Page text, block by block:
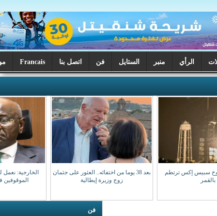
الستايل فن اتصل بنا Francais موريتانيا اليوم
بعد 38 يوما من اختفائه.. العثور على جثمان
الخارجية: نعمل لضمان عودة مواطنينا
الموقوفين في مالي سالمين